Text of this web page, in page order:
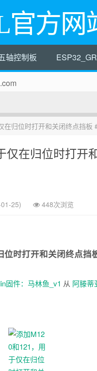
官方网
轴控制板
在归位时打开和关闭终点挡板
仅在归位时打开
25) 448次浏览
位时打开和关闭终点挡
固件： 马林鱼_v1 从 阿滕蒂